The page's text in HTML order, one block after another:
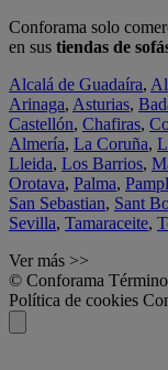
Conforama solo
en sus tiendas de
Alcalá de Guadaíra,
Arinaga, Asturias,
Castellón, Chafiras,
Almería, La Coruña,
Lleida, Los Barrios,
Orotava, Palma,
San Sebastian, Sant
Sevilla, Tamaraceite,
Ver más >>
© Conforama
Política de cookies